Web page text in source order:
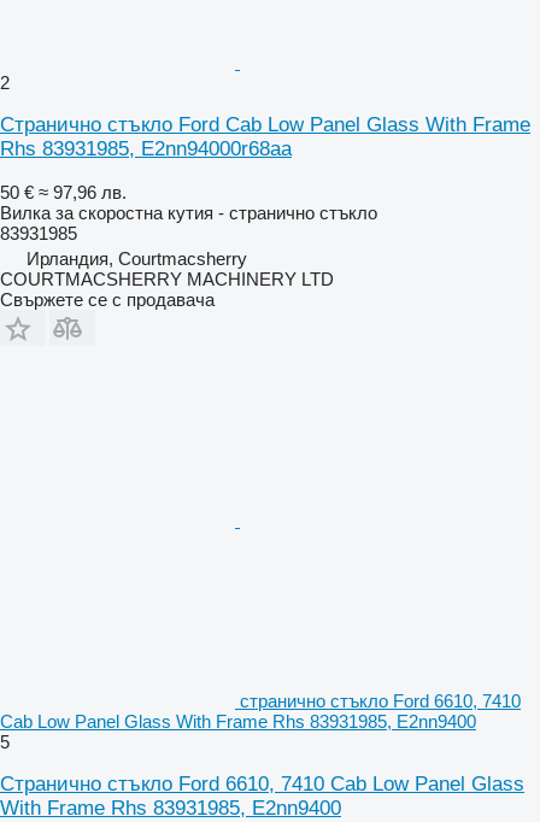
2
Странично стъкло Ford Cab Low Panel Glass With Frame
Rhs 83931985, E2nn94000r68aa
50 € ≈ 97,96 лв.
Вилка за скоростна кутия - странично стъкло
83931985
Ирландия, Courtmacsherry
COURTMACSHERRY MACHINERY LTD
Свържете се с продавача
странично стъкло Ford 6610, 7410
Cab Low Panel Glass With Frame Rhs 83931985, E2nn9400
5
Странично стъкло Ford 6610, 7410 Cab Low Panel Glass
With Frame Rhs 83931985, E2nn9400